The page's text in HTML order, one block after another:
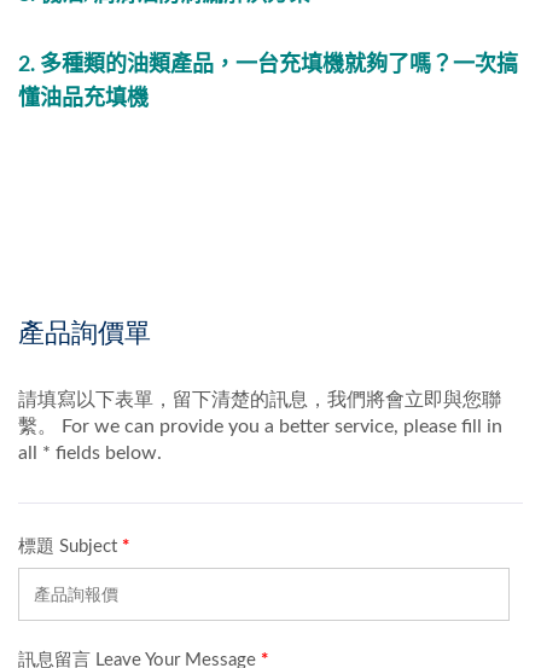
2. 多種類的油類產品，一台充填機就夠了嗎？一次搞
懂油品充填機